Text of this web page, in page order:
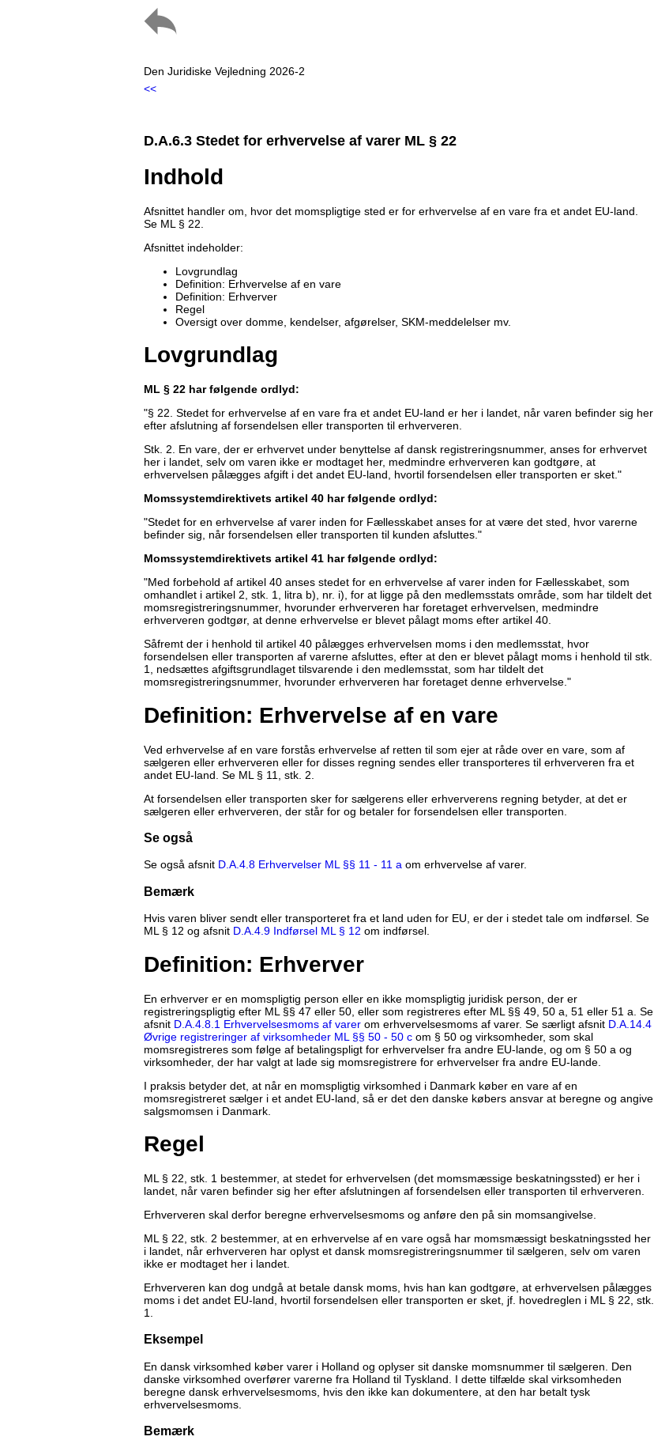
Den Juridiske Vejledning 2026-2
<<
D.A.6.3 Stedet for erhvervelse af varer ML § 22
Indhold
Afsnittet handler om, hvor det momspligtige sted er for erhvervelse af en vare fra et andet EU-land.
Se ML § 22.
Afsnittet indeholder:
Lovgrundlag
Definition: Erhvervelse af en vare
Definition: Erhverver
Regel
Oversigt over domme, kendelser, afgørelser, SKM-meddelelser mv.
Lovgrundlag
ML § 22 har følgende ordlyd:
"§ 22. Stedet for erhvervelse af en vare fra et andet EU-land er her i landet, når varen befinder sig her
efter afslutning af forsendelsen eller transporten til erhververen.
Stk. 2. En vare, der er erhvervet under benyttelse af dansk registreringsnummer, anses for erhvervet
her i landet, selv om varen ikke er modtaget her, medmindre erhververen kan godtgøre, at
erhvervelsen pålægges afgift i det andet EU-land, hvortil forsendelsen eller transporten er sket."
Momssystemdirektivets artikel 40 har følgende ordlyd:
"Stedet for en erhvervelse af varer inden for Fællesskabet anses for at være det sted, hvor varerne
befinder sig, når forsendelsen eller transporten til kunden afsluttes."
Momssystemdirektivets artikel 41 har følgende ordlyd:
"Med forbehold af artikel 40 anses stedet for en erhvervelse af varer inden for Fællesskabet, som
omhandlet i artikel 2, stk. 1, litra b), nr. i), for at ligge på den medlemsstats område, som har tildelt det
momsregistreringsnummer, hvorunder erhververen har foretaget erhvervelsen, medmindre
erhververen godtgør, at denne erhvervelse er blevet pålagt moms efter artikel 40.
Såfremt der i henhold til artikel 40 pålægges erhvervelsen moms i den medlemsstat, hvor
forsendelsen eller transporten af varerne afsluttes, efter at den er blevet pålagt moms i henhold til stk.
1, nedsættes afgiftsgrundlaget tilsvarende i den medlemsstat, som har tildelt det
momsregistreringsnummer, hvorunder erhververen har foretaget denne erhvervelse."
Definition: Erhvervelse af en vare
Ved erhvervelse af en vare forstås erhvervelse af retten til som ejer at råde over en vare, som af
sælgeren eller erhververen eller for disses regning sendes eller transporteres til erhververen fra et
andet EU-land. Se ML § 11, stk. 2.
At forsendelsen eller transporten sker for sælgerens eller erhververens regning betyder, at det er
sælgeren eller erhververen, der står for og betaler for forsendelsen eller transporten.
Se også
Se også afsnit D.A.4.8 Erhvervelser ML §§ 11 - 11 a om erhvervelse af varer.
Bemærk
Hvis varen bliver sendt eller transporteret fra et land uden for EU, er der i stedet tale om indførsel. Se
ML § 12 og afsnit D.A.4.9 Indførsel ML § 12 om indførsel.
Definition: Erhverver
En erhverver er en momspligtig person eller en ikke momspligtig juridisk person, der er
registreringspligtig efter ML §§ 47 eller 50, eller som registreres efter ML §§ 49, 50 a, 51 eller 51 a. Se
afsnit D.A.4.8.1 Erhvervelsesmoms af varer om erhvervelsesmoms af varer. Se særligt afsnit D.A.14.4
Øvrige registreringer af virksomheder ML §§ 50 - 50 c om § 50 og virksomheder, som skal
momsregistreres som følge af betalingspligt for erhvervelser fra andre EU-lande, og om § 50 a og
virksomheder, der har valgt at lade sig momsregistrere for erhvervelser fra andre EU-lande.
I praksis betyder det, at når en momspligtig virksomhed i Danmark køber en vare af en
momsregistreret sælger i et andet EU-land, så er det den danske købers ansvar at beregne og angive
salgsmomsen i Danmark.
Regel
ML § 22, stk. 1 bestemmer, at stedet for erhvervelsen (det momsmæssige beskatningssted) er her i
landet, når varen befinder sig her efter afslutningen af forsendelsen eller transporten til erhververen.
Erhververen skal derfor beregne erhvervelsesmoms og anføre den på sin momsangivelse.
ML § 22, stk. 2 bestemmer, at en erhvervelse af en vare også har momsmæssigt beskatningssted her
i landet, når erhververen har oplyst et dansk momsregistreringsnummer til sælgeren, selv om varen
ikke er modtaget her i landet.
Erhververen kan dog undgå at betale dansk moms, hvis han kan godtgøre, at erhvervelsen pålægges
moms i det andet EU-land, hvortil forsendelsen eller transporten er sket, jf. hovedreglen i ML § 22, stk.
1.
Eksempel
En dansk virksomhed køber varer i Holland og oplyser sit danske momsnummer til sælgeren. Den
danske virksomhed overfører varerne fra Holland til Tyskland. I dette tilfælde skal virksomheden
beregne dansk erhvervelsesmoms, hvis den ikke kan dokumentere, at den har betalt tysk
erhvervelsesmoms.
Bemærk